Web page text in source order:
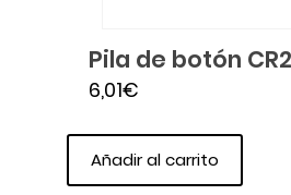
Pila de botón
6,01€
Añadir al carrito